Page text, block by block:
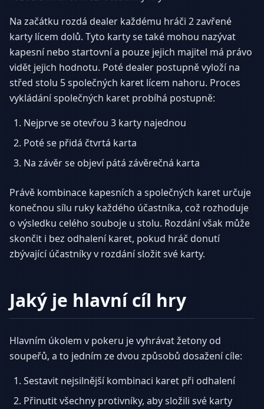
Na začátku rozdá dealer každému hráči 2 zavřené
karty lícem dolů. Tyto karty se také mohou nazývat
kapesní nebo startovní a pouze jejich majitel má právo
vidět jejich hodnotu. Poté dealer postupně vyloží na
střed stolu 5 společných karet lícem nahoru. Proces
vykládání společných karet probíhá postupně:
Nejprve se otevřou 3 karty najednou
Poté se přidá čtvrtá karta
Na závěr se objeví pátá závěrečná karta
Právě kombinace kapesních a společných karet určuje
konečnou sílu ruky každého účastníka, což rozhoduje
o výsledku celého souboje u stolu. Rozdání však může
skončit i bez odhalení karet, pokud hráč donutí
zbývající účastníky v rozdání složit své karty.
Jaký je hlavní cíl hry
Hlavním úkolem v pokeru je vyhrávat žetony od
soupeřů, a to jedním ze dvou způsobů dosažení cíle:
Sestavit nejsilnější kombinaci karet při odhalení
Přinutit všechny protivníky, aby složili své karty